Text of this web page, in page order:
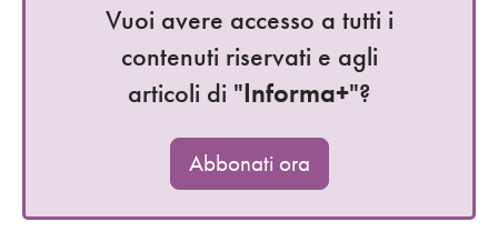
Vuoi avere accesso a tutti i
contenuti riservati e agli
articoli di "Informa+"?
Abbonati ora